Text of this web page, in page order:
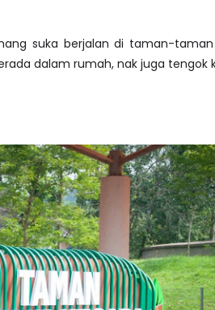
suka berjalan di taman-
dalam rumah, nak juga tengok